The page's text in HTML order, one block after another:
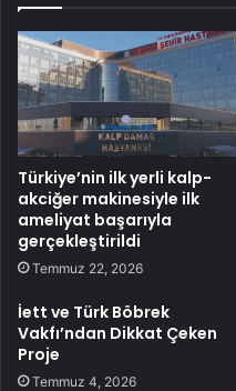
Türkiye’nin ilk yerli kalp-
akciğer makinesiyle ilk
ameliyat başarıyla
gerçekleştirildi
Temmuz 22, 2026
İett ve Türk Böbrek
Vakfı’ndan Dikkat Çeken
Proje
Temmuz 4, 2026